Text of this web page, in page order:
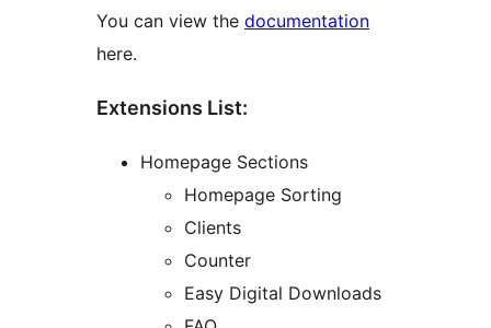
You can view the documentation
here.
Extensions List:
Homepage Sections
Homepage Sorting
Clients
Counter
Easy Digital Downloads